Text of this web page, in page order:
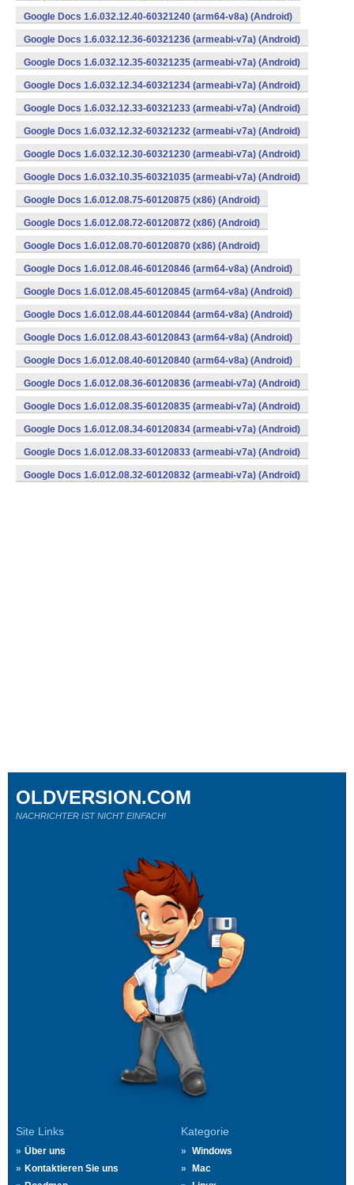
Google Docs 1.6.032.12.40-60321240 (arm64-v8a) (Android)
Google Docs 1.6.032.12.36-60321236 (armeabi-v7a) (Android)
Google Docs 1.6.032.12.35-60321235 (armeabi-v7a) (Android)
Google Docs 1.6.032.12.34-60321234 (armeabi-v7a) (Android)
Google Docs 1.6.032.12.33-60321233 (armeabi-v7a) (Android)
Google Docs 1.6.032.12.32-60321232 (armeabi-v7a) (Android)
Google Docs 1.6.032.12.30-60321230 (armeabi-v7a) (Android)
Google Docs 1.6.032.10.35-60321035 (armeabi-v7a) (Android)
Google Docs 1.6.012.08.75-60120875 (x86) (Android)
Google Docs 1.6.012.08.72-60120872 (x86) (Android)
Google Docs 1.6.012.08.70-60120870 (x86) (Android)
Google Docs 1.6.012.08.46-60120846 (arm64-v8a) (Android)
Google Docs 1.6.012.08.45-60120845 (arm64-v8a) (Android)
Google Docs 1.6.012.08.44-60120844 (arm64-v8a) (Android)
Google Docs 1.6.012.08.43-60120843 (arm64-v8a) (Android)
Google Docs 1.6.012.08.40-60120840 (arm64-v8a) (Android)
Google Docs 1.6.012.08.36-60120836 (armeabi-v7a) (Android)
Google Docs 1.6.012.08.35-60120835 (armeabi-v7a) (Android)
Google Docs 1.6.012.08.34-60120834 (armeabi-v7a) (Android)
Google Docs 1.6.012.08.33-60120833 (armeabi-v7a) (Android)
Google Docs 1.6.012.08.32-60120832 (armeabi-v7a) (Android)
Site Links
Über uns
Kontaktieren Sie uns
Kategorie
Windows
Mac
OLDVERSION.COM
NACHRICHTER IST NICHT EINFACH!